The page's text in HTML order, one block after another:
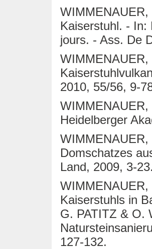
Kaiserstuhl. - In:
jours. - Ass. De
2010, 55/56, 9-
Heidelberger
Domschatzes
Land, 2009, 3-
WIMMENAUER,
Kaiserstuhls in
G. PATITZ & O.
127-132.